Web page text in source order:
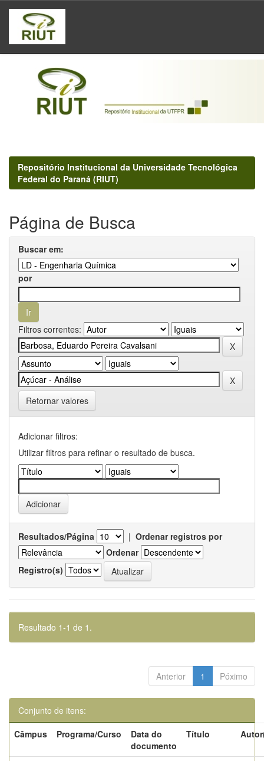
Skip
navigation
Repositório Institucional da Universidade Tecnológica
Federal do Paraná (RIUT)
Página de Busca
Buscar em:
por
Filtros correntes:
Retornar valores
Adicionar filtros:
Utilizar filtros para refinar o resultado de busca.
Resultados/Página | Ordenar registros por
Ordenar
Registro(s)
Resultado 1-1 de 1.
Anterior 1 Póximo
Conjunto de itens:
Câmpus
Programa/Curso
Data do
documento
Título